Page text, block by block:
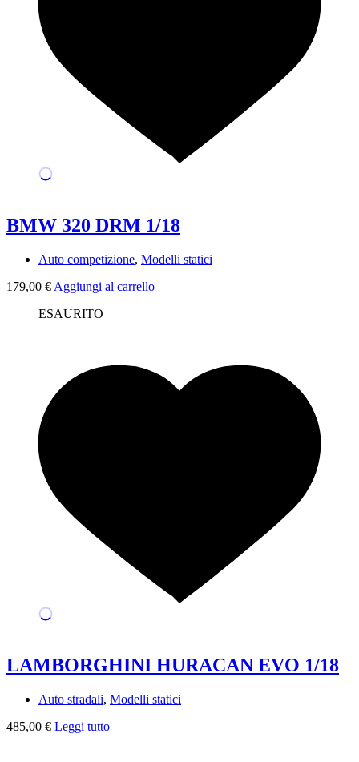
BMW 320 DRM 1/18
Auto competizione, Modelli statici
179,00 € Aggiungi al carrello
ESAURITO
LAMBORGHINI HURACAN EVO 1/18
Auto stradali, Modelli statici
485,00 € Leggi tutto